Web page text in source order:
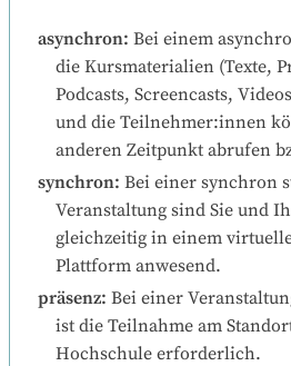
asynchron: Bei einem
die Kursmaterialien (Texte,
Podcasts, Screencasts,
und die Teilnehmer:innen
anderen Zeitpunkt abrufen
synchron: Bei einer synchron
Veranstaltung sind Sie und
gleichzeitig in einem
Plattform anwesend.
präsenz: Bei einer
ist die Teilnahme am
Hochschule erforderlich.